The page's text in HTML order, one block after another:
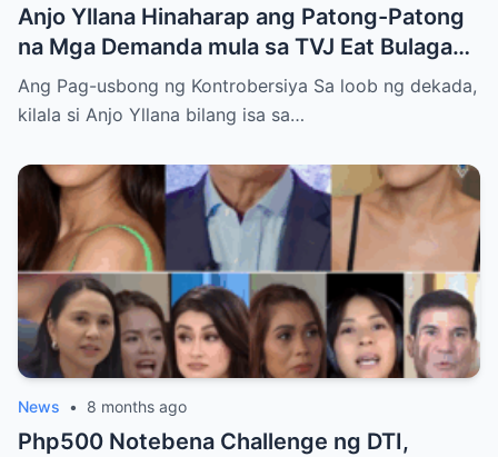
Anjo Yllana Hinaharap ang Patong-Patong
na Mga Demanda mula sa TVJ Eat Bulaga
Dabarkads: Isang Malalim na Pagsusuri sa
Krisis ng Aktor
Ang Pag-usbong ng Kontrobersiya Sa loob ng dekada,
kilala si Anjo Yllana bilang isa sa…
News • 8 months ago
Php500 Notebena Challenge ng DTI,